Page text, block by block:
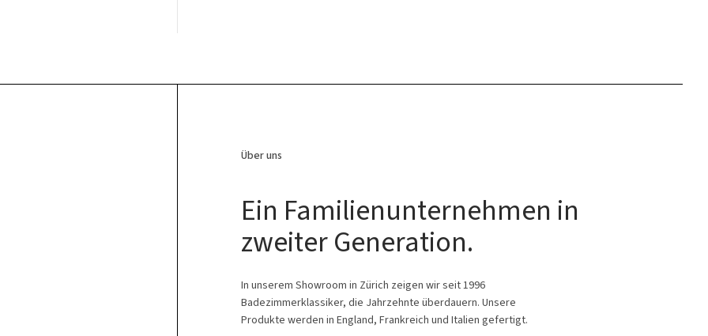
Über uns
Ein Familienunternehmen in
zweiter Generation.
In unserem Showroom in Zürich zeigen wir seit 1996
Badezimmerklassiker, die Jahrzehnte überdauern. Unsere
Produkte werden in England, Frankreich und Italien gefertigt.